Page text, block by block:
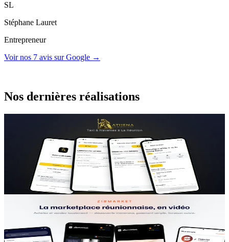
SL
Stéphane Lauret
Entrepreneur
Voir nos 7 avis sur Google →
Nos dernières réalisations
Athena Mobilité
L'application qui permet à une société de taxi de recevoir, répartir et
suivre toutes ses courses — client, chauffeur et standard réunis.
Une société de taxi entièrement digitalisée
La marketplace qui permet à un commerçant réunionnais de vendre